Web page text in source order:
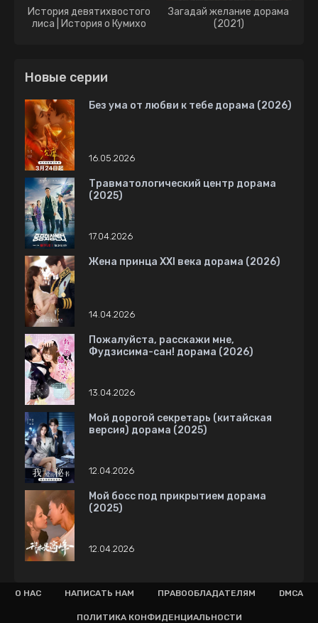
История девятихвостого
лиса | История о Кумихо
Загадай желание дорама
(2021)
Новые серии
Без ума от любви к тебе дорама (2026)
16.05.2026
Травматологический центр дорама
(2025)
17.04.2026
Жена принца XXI века дорама (2026)
14.04.2026
Пожалуйста, расскажи мне,
Фудзисима-сан! дорама (2026)
13.04.2026
Мой дорогой секретарь (китайская
версия) дорама (2025)
12.04.2026
Мой босс под прикрытием дорама
(2025)
12.04.2026
О НАС НАПИСАТЬ НАМ ПРАВООБЛАДАТЕЛЯМ DMCA
ПОЛИТИКА КОНФИДЕНЦИАЛЬНОСТИ